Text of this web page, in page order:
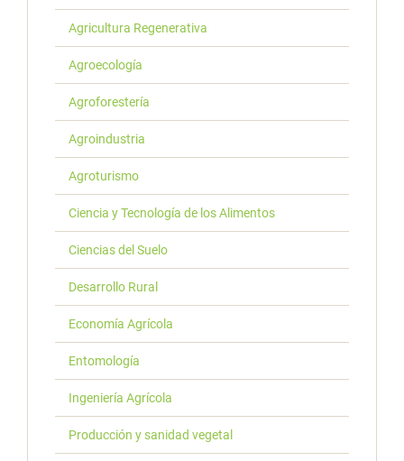
Agricultura Regenerativa
Agroecología
Agroforestería
Agroindustria
Agroturismo
Ciencia y Tecnología de los Alimentos
Ciencias del Suelo
Desarrollo Rural
Economía Agrícola
Entomología
Ingeniería Agrícola
Producción y sanidad vegetal